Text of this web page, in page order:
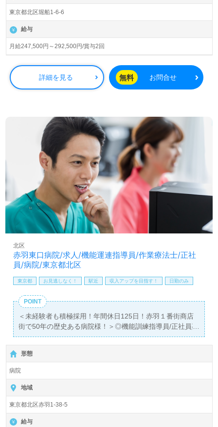
上、26年の実績、全国に350拠点以上の有料老人ホーム、
教育/学童領域で事業展開されています。業界トップクラス
の施設数を誇り、ワンランク上の介護サービスをご提供。
資格支援制度や教育研修プログラムも充実。『入社してよ
かった！』のお声も届く企業様です。
◎介護業界はじめのいっぽも大歓迎！困った時も大丈夫！
自然と声を掛け合う、支え合える仕事仲間在籍の事業所
様！◎
制度活用で資格を取得しました。仕事に集中でき、安心し
て働ける職場です！』等のお声も届く事業所様です。それ
ぞれの成長に沿ったOJT/研修プログラム、自分の想いが伝
えやすい環境面もうれしいポイント！『ご利用者様のお役
に立ちたい、働きがいを感じながら仕事をしたい』『資格
取得を目指している、介護知識や技術力を高めたい』『転
職でキャリアチェンジを実現したい、施設形態や環境を変
えて働きたい』等の方も大歓迎です。募集詳細等、担当コ
ンサルタントよりご案内します。お問い合わせも遠慮なく
お願いします。
【同時募集：あなたのご希望エリアでお探しします】＊募
全国展開！ご希望エリアを担当コンサルタントへお伝えく
ださい。お問い合わせも遠慮なくお願いします。
医療/福祉業界の正社員/パート求人探しは【ウィルオブ介
LINE、メール、お電話などご希望に応じてお問い合わせ/ご
相談可能です。転職相談、求人紹介、年収交渉など完全無
料サービスをご利用いただけます。＜非公開求人も取扱い
あり！＞"転職支援"のプロと一緒に転職活動！お問い合わ
東京都北区堀船1-6-6
給与
月給247,500円～292,500円/賞与2回
詳細を見る 無料 お問合せ
赤羽東口病院/求人/機能運連指導員/作業療法士/正社
員/病院/東京都北区
北区
東京都 お見逃しなく！ 駅近 収入アップを目指す！ 日勤のみ
POINT
＜未経験者も積極採用！年間休日125日！赤羽１番街商店
街で50年の歴史ある病院様！＞◎機能訓練指導員/正社員募
集◎
【月給280,000円～400,000円/賞与2回】＊作業療法士
（OT）有資格者向け求人＊『赤羽駅』徒歩2分。
病床数73床（一般病棟48床、療養病棟25床）『赤羽東口病
院』医療法人社団 景星会赤羽（本部：東京都北区）様の運
営です。脳神経外科、心療内科、外科、総合内科、整形外
科、リハビリテーション科の総合診療を行う病院様とし
て、急性期、慢性期に対応。地域の『かかりつけ病院』と
形態
病院
地域
東京都北区赤羽1-38-5
給与